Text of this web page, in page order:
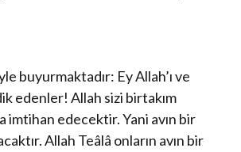
buyurmaktadır: Ey Allah’ı ve
edenler! Allah sizi birtakım
imtihan edecektir. Yani avın bir
Allah Teâlâ onların avın bir